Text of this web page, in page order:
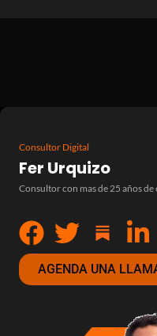
Consultor Digital
Fer Urquizo
Consultor con mas de 25 años
AGENDA UNA